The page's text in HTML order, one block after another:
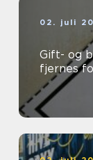
02. juli
Gift- og
fjernes